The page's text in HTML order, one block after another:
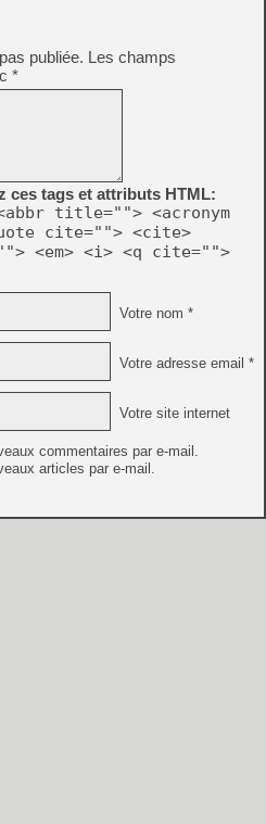
publiée. Les champs
*
ces tags et attributs HTML:
title=""> <acronym
cite=""> <cite>
<em> <i> <q cite="">
Votre nom *
Votre adresse email *
Votre site internet
commentaires par e-mail.
articles par e-mail.